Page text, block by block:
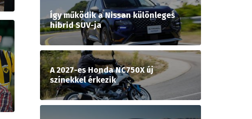
Így működik a Nissan különleges
hibrid SUV-ja
A 2027-es Honda NC750X új
színekkel érkezik